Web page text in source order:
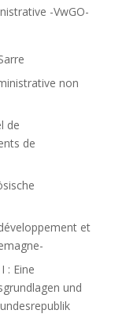
-VwGO-
non
de
de
et
: Eine
und